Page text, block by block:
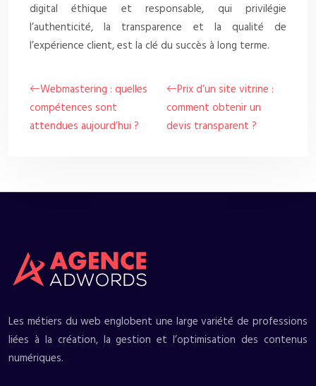
digital éthique et responsable, qui privilégie
l’authenticité, la transparence et la qualité de
l’expérience client, est la clé du succès à long terme.
Webmastering : quelles
compétences sont
attendues aujourd’hui ?
Prix d’un site vitrine :
comment obtenir un
devis transparent ?
Les métiers du web englobent une large variété de professions
liées à la création, la gestion et l’optimisation des contenus
numériques.